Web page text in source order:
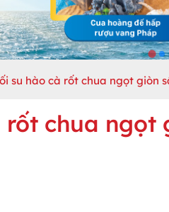
su hào cà rốt chua ngọt giòn
chua ngọt